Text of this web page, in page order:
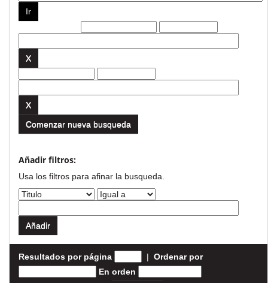
Comenzar nueva busqueda
Añadir filtros:
Usa los filtros para afinar la busqueda.
Resultados por página | Ordenar por
En orden